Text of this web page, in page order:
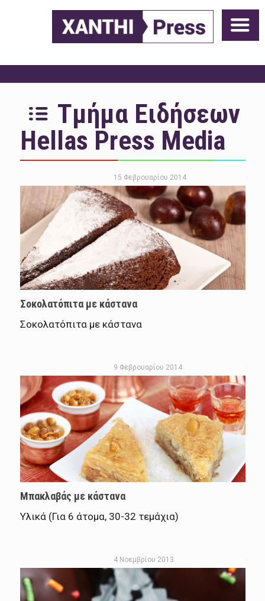
Τμήμα Ειδήσεων
Hellas Press Media
15 Φεβρουαρίου 2014
Σοκολατόπιτα με κάστανα
Σοκολατόπιτα με κάστανα
9 Φεβρουαρίου 2014
Μπακλαβάς με κάστανα
Υλικά (Για 6 άτομα, 30-32 τεμάχια)
4 Νοεμβρίου 2013